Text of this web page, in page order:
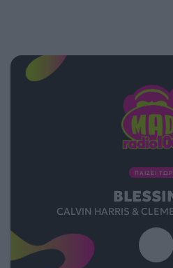
ΠΑΙΖΕΙ
CALVIN HARRIS &